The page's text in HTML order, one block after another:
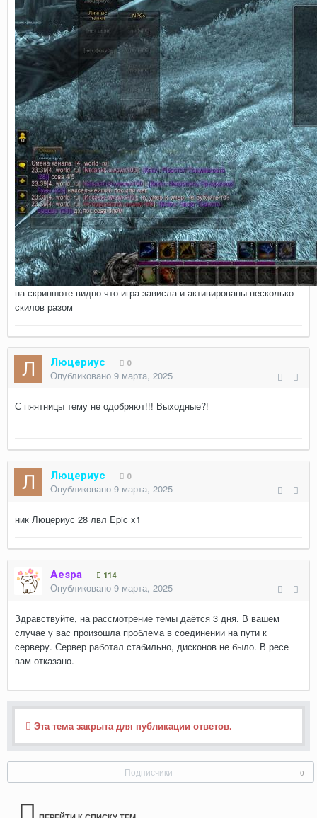
на скриншоте видно что игра зависла и активированы несколько
скилов разом
Люцериус 0
Опубликовано 9 марта, 2025
С пяятницы тему не одобряют!!! Выходные?!
Люцериус 0
Опубликовано 9 марта, 2025
ник Люцериус 28 лвл Epic x1
Aespa 114
Опубликовано 9 марта, 2025
Здравствуйте, на рассмотрение темы даётся 3 дня. В вашем
случае у вас произошла проблема в соединении на пути к
серверу. Сервер работал стабильно, дисконов не было. В ресе
вам отказано.
Эта тема закрыта для публикации ответов.
Подписчики 0